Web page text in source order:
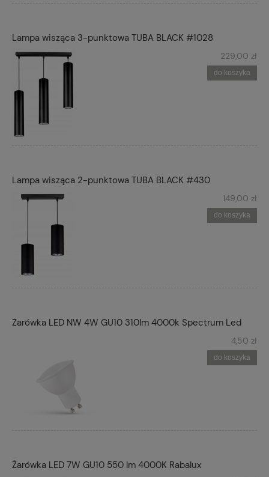
Lampa wisząca 3-punktowa TUBA BLACK #1028
229,00 zł
do koszyka
Lampa wisząca 2-punktowa TUBA BLACK #430
149,00 zł
do koszyka
Żarówka LED NW 4W GU10 310lm 4000k Spectrum Led
4,50 zł
do koszyka
Żarówka LED 7W GU10 550 lm 4000K Rabalux